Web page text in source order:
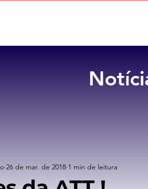
26 de mar. de 2018 1 min de leitura